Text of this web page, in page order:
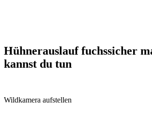
Hühnerauslauf fuchssicher
kannst du tun
Wildkamera aufstellen